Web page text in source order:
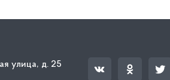
улица, д. 25